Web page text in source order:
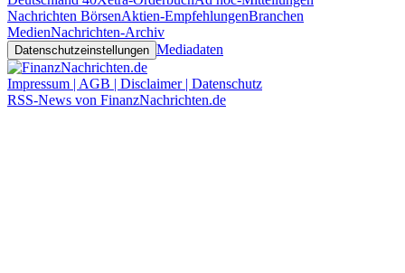
Nachrichten BörsenAktien-EmpfehlungenBranchen
MedienNachrichten-Archiv
Datenschutzeinstellungen Mediadaten
Impressum | AGB | Disclaimer | Datenschutz
RSS-News von FinanzNachrichten.de